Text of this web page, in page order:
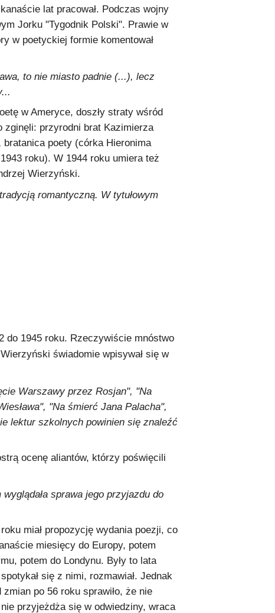
lat pracował. Podczas wojny
Jorku "Tygodnik Polski". Prawie w
w poetyckiej formie komentował
to nie miasto padnie (...), lecz
w Ameryce, doszły straty wśród
zginęli: przyrodni brat Kazimierza
poety (córka Hieronima
roku). W 1944 roku umiera też
Wierzyński.
romantyczną. W tytułowym
do 1945 roku. Rzeczywiście mnóstwo
świadomie wpisywał się w
Warszawy przez Rosjan", "Na
"Na śmierć Jana Palacha",
lektur szkolnych powinien się znaleźć
ocenę aliantów, którzy poświęcili
sprawa jego przyjazdu do
miał propozycję wydania poezji, co
miesięcy do Europy, potem
potem do Londynu. Były to lata
się z nimi, rozmawiał. Jednak
po 56 roku sprawiło, że nie
przyjeżdża się w odwiedziny, wraca